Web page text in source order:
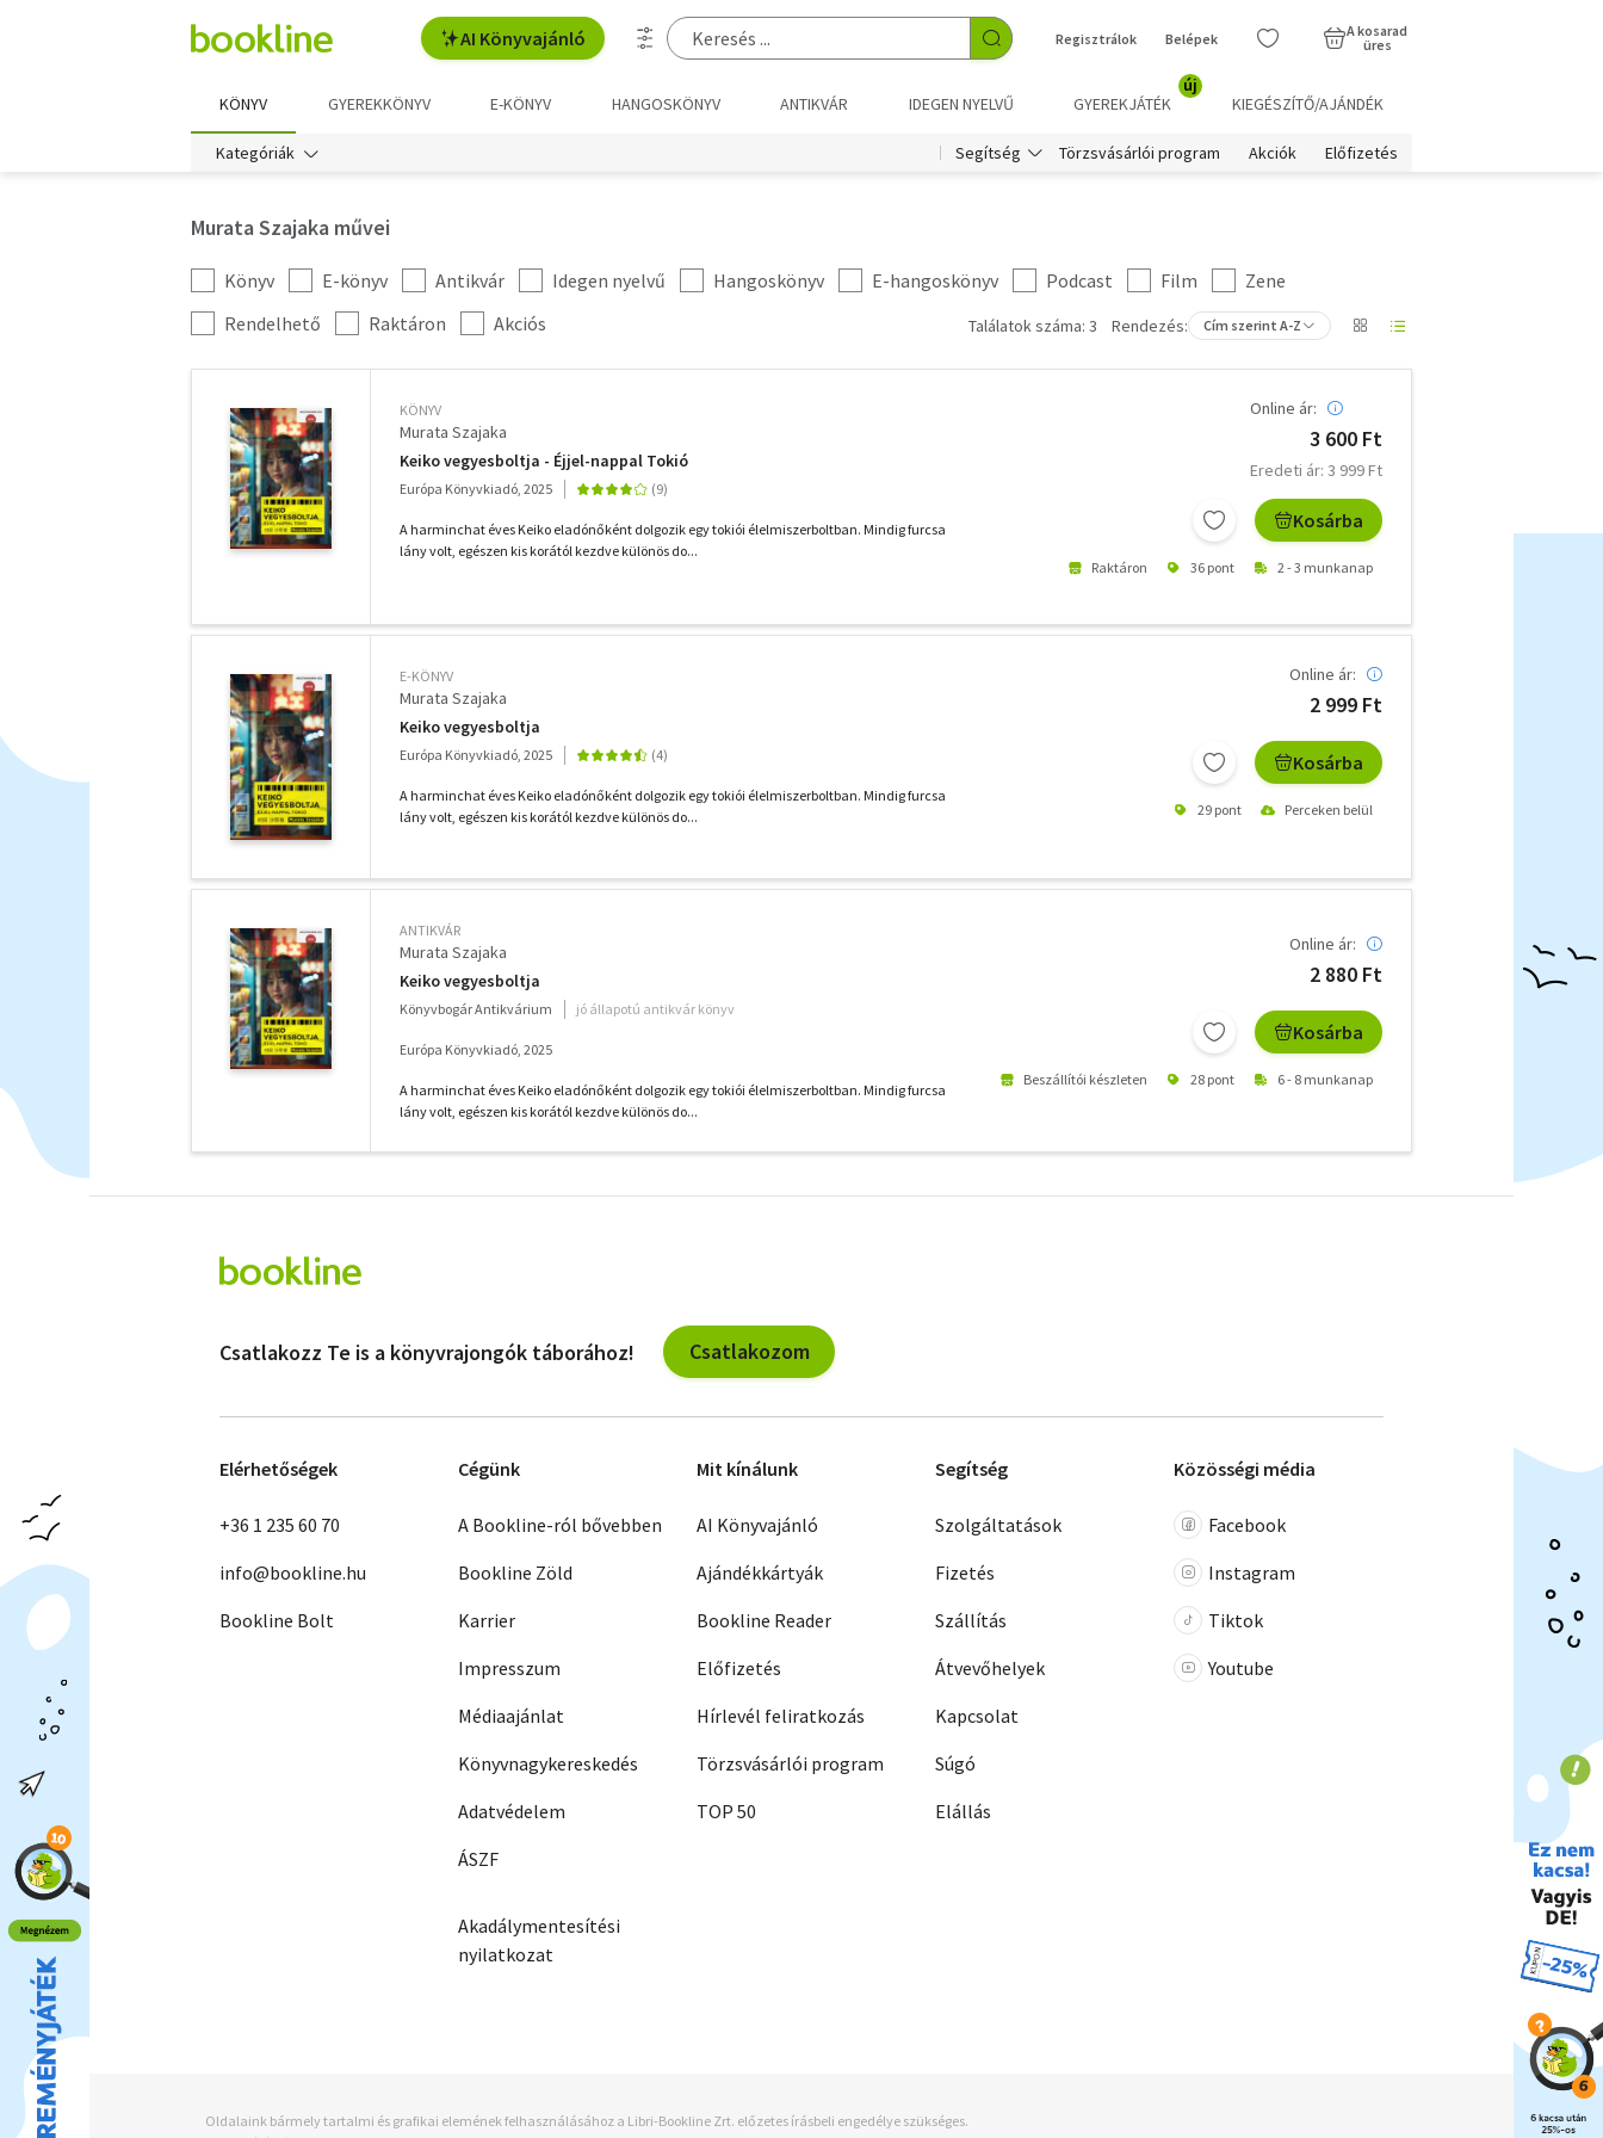
AI Könyvajánló Regisztrálok Belépek
A kosarad
üres
KÖNYV GYEREKKÖNYV E-KÖNYV HANGOSKÖNYV ANTIKVÁR IDEGEN NYELVŰ GYEREKJÁTÉK
új
KIEGÉSZÍTŐ/AJÁNDÉK
Kategóriák Segítség Törzsvásárlói program Akciók Előfizetés
Murata Szajaka művei
Kategória
szűrés
Könyv E-könyv Antikvár Idegen nyelvű Hangoskönyv E-hangoskönyv Podcast Film
Zene
További
szűrők
Rendelhető Raktáron Akciós Találatok száma: 3 Rendezés: Cím szerint A-Z
KÖNYV
Murata Szajaka
Keiko vegyesboltja - Éjjel-nappal Tokió
Európa Könyvkiadó, 2025
A harminchat éves Keiko eladónőként dolgozik egy tokiói élelmiszerboltban. Mindig furcsa
lány volt, egészen kis korától kezdve különös do...
Online ár:
3 600 Ft
Eredeti ár: 3 999 Ft
Kosárba
Raktáron 36 pont 2 - 3 munkanap
E-KÖNYV
Murata Szajaka
Keiko vegyesboltja
Európa Könyvkiadó, 2025
A harminchat éves Keiko eladónőként dolgozik egy tokiói élelmiszerboltban. Mindig furcsa
lány volt, egészen kis korától kezdve különös do...
Online ár:
2 999 Ft
Kosárba
29 pont Perceken belül
ANTIKVÁR
Murata Szajaka
Keiko vegyesboltja
Könyvbogár Antikvárium jó állapotú antikvár könyv
Európa Könyvkiadó, 2025
A harminchat éves Keiko eladónőként dolgozik egy tokiói élelmiszerboltban. Mindig furcsa
lány volt, egészen kis korától kezdve különös do...
Online ár:
2 880 Ft
Kosárba
Beszállítói készleten 28 pont 6 - 8 munkanap
szűrők
Csatlakozz Te is a könyvrajongók táborához! Csatlakozom
Elérhetőségek
+36 1 235 60 70
info@bookline.hu
Bookline Bolt
Cégünk
A Bookline-ról bővebben
Bookline Zöld
Karrier
Impresszum
Médiaajánlat
Könyvnagykereskedés
Adatvédelem
ÁSZF
Akadálymentesítési
nyilatkozat
Mit kínálunk
AI Könyvajánló
Ajándékkártyák
Bookline Reader
Előfizetés
Hírlevél feliratkozás
Törzsvásárlói program
TOP 50
Segítség
Szolgáltatások
Fizetés
Szállítás
Átvevőhelyek
Kapcsolat
Súgó
Elállás
Közösségi média
Facebook
Instagram
Tiktok
Youtube
Oldalaink bármely tartalmi és grafikai elemének felhasználásához a Libri-Bookline Zrt. előzetes írásbeli engedélye szükséges.